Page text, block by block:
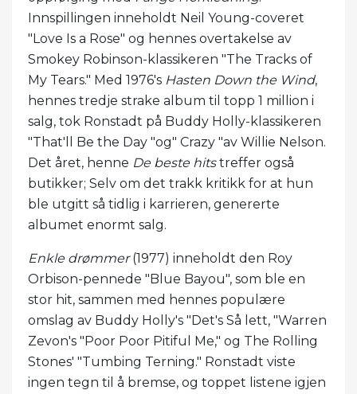
Innspillingen inneholdt Neil Young-coveret
"Love Is a Rose" og hennes overtakelse av
Smokey Robinson-klassikeren "The Tracks of
My Tears." Med 1976's Hasten Down the Wind,
hennes tredje strake album til topp 1 million i
salg, tok Ronstadt på Buddy Holly-klassikeren
"That'll Be the Day "og" Crazy "av Willie Nelson.
Det året, henne De beste hitstreffer også
butikker; Selv om det trakk kritikk for at hun
ble utgitt så tidlig i karrieren, genererte
albumet enormt salg.
Enkle drømmer(1977) inneholdt den Roy
Orbison-pennede "Blue Bayou", som ble en
stor hit, sammen med hennes populære
omslag av Buddy Holly's "Det's Så lett, "Warren
Zevon's "Poor Poor Pitiful Me," og The Rolling
Stones' "Tumbing Terning." Ronstadt viste
ingen tegn til å bremse, og toppet listene igjen